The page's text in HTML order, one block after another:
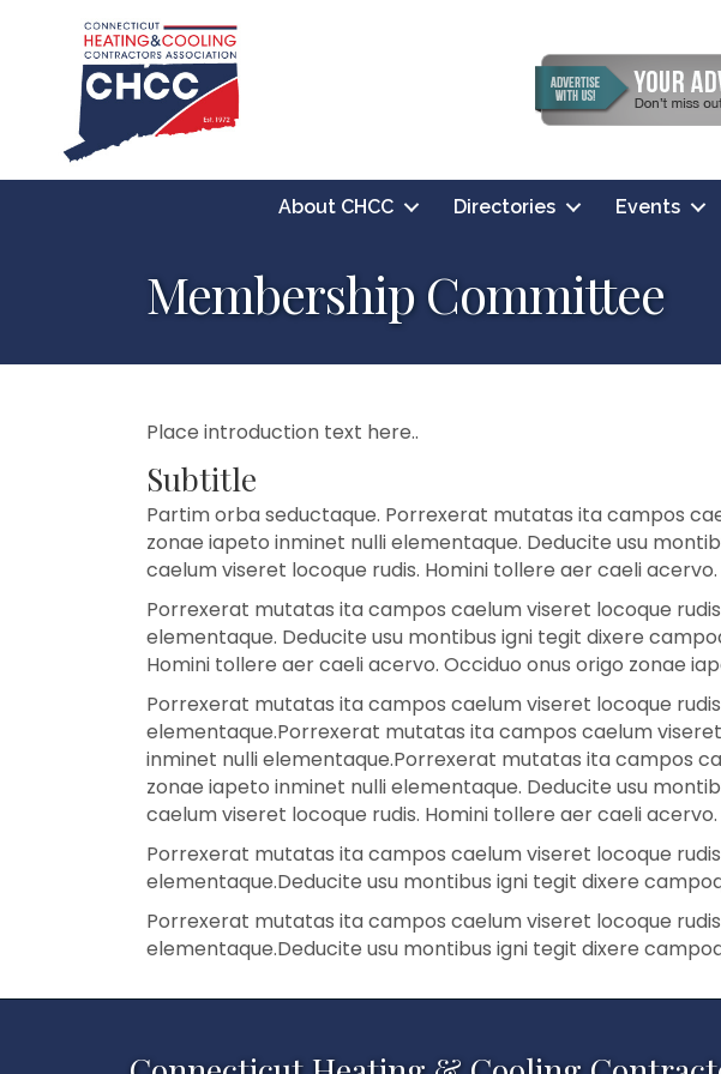
About CHCC Directories Events
Membership Committee
Place introduction text here..
Subtitle
Partim orba seductaque. Porrexerat mutatas ita campos
zonae iapeto inminet nulli elementaque. Deducite usu
caelum viseret locoque rudis. Homini tollere aer caeli
Porrexerat mutatas ita campos caelum viseret locoque
elementaque. Deducite usu montibus igni tegit dixere
Homini tollere aer caeli acervo. Occiduo onus origo zonae
Porrexerat mutatas ita campos caelum viseret locoque
elementaque.Porrexerat mutatas ita campos caelum
inminet nulli elementaque.Porrexerat mutatas ita campos
zonae iapeto inminet nulli elementaque. Deducite usu
caelum viseret locoque rudis. Homini tollere aer caeli
Porrexerat mutatas ita campos caelum viseret locoque
elementaque.Deducite usu montibus igni tegit dixere
Porrexerat mutatas ita campos caelum viseret locoque
elementaque.Deducite usu montibus igni tegit dixere